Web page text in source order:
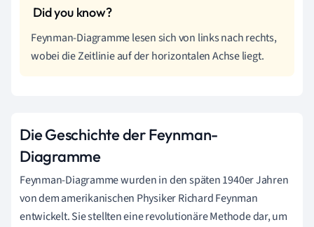
Feynman-Diagramme lesen sich von links nach rechts,
wobei die Zeitlinie auf der horizontalen Achse liegt.
Die Geschichte der Feynman-
Diagramme
Feynman-Diagramme wurden in den späten 1940er Jahren
von dem amerikanischen Physiker Richard Feynman
entwickelt. Sie stellten eine revolutionäre Methode dar, um